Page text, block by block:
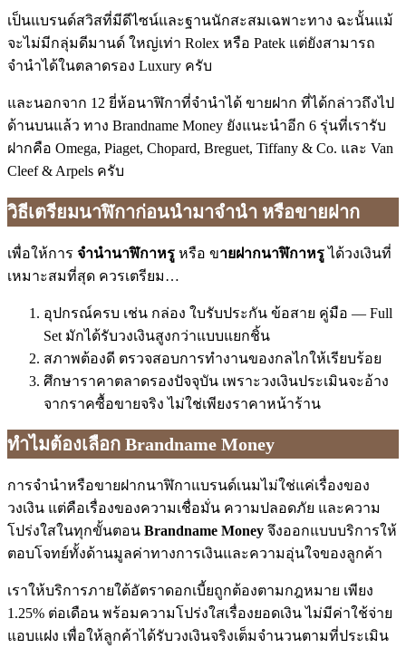
เป็นแบรนด์สวิสที่มีดีไซน์และฐานนักสะสมเฉพาะทาง ฉะนั้นแม้
จะไม่มีกลุ่มดีมานด์ ใหญ่เท่า Rolex หรือ Patek แต่ยังสามารถ
จำนำได้ในตลาดรอง Luxury ครับ
และนอกจาก 12 ยี่ห้อนาฬิกาที่จำนำได้ ขายฝาก ที่ได้กล่าวถึงไป
ด้านบนแล้ว ทาง Brandname Money ยังแนะนำอีก 6 รุ่นที่เรารับ
ฝากคือ Omega, Piaget, Chopard, Breguet, Tiffany & Co. และ Van
Cleef & Arpels ครับ
วิธีเตรียมนาฬิกาก่อนนำมาจำนำ หรือขายฝาก
เพื่อให้การ จำนำนาฬิกาหรู หรือ ขายฝากนาฬิกาหรูได้วงเงินที่
เหมาะสมที่สุด ควรเตรียม…
อุปกรณ์ครบ เช่น กล่อง ใบรับประกัน ข้อสาย คู่มือ — Full
Set มักได้รับวงเงินสูงกว่าแบบแยกชิ้น
สภาพต้องดี ตรวจสอบการทำงานของกลไกให้เรียบร้อย
ศึกษาราคาตลาดรองปัจจุบัน เพราะวงเงินประเมินจะอ้าง
จากราคซื้อขายจริง ไม่ใช่เพียงราคาหน้าร้าน
ทำไมต้องเลือก Brandname Money
การจำนำหรือขายฝากนาฬิกาแบรนด์เนมไม่ใช่แค่เรื่องของ
วงเงิน แต่คือเรื่องของความเชื่อมั่น ความปลอดภัย และความ
โปร่งใสในทุกขั้นตอน Brandname Money จึงออกแบบบริการให้
ตอบโจทย์ทั้งด้านมูลค่าทางการเงินและความอุ่นใจของลูกค้า
เราให้บริการภายใต้อัตราดอกเบี้ยถูกต้องตามกฎหมาย เพียง
1.25% ต่อเดือน พร้อมความโปร่งใสเรื่องยอดเงิน ไม่มีค่าใช้จ่าย
แอบแฝง เพื่อให้ลูกค้าได้รับวงเงินจริงเต็มจำนวนตามที่ประเมิน